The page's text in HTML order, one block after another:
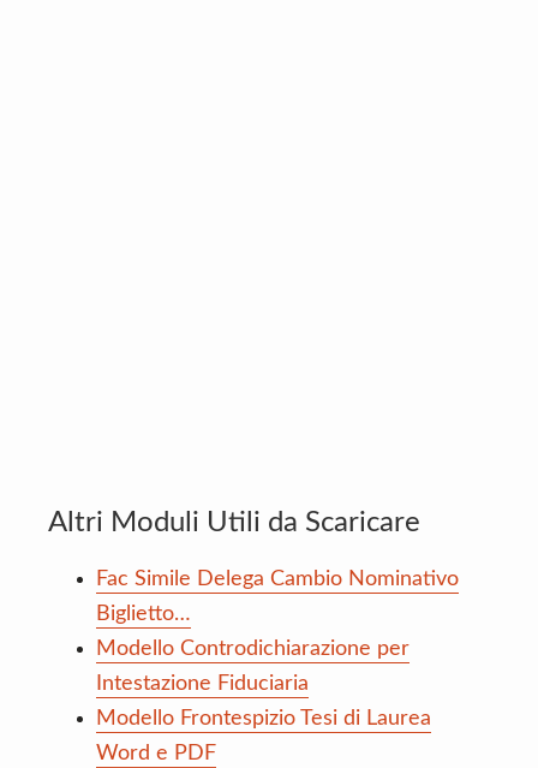
Altri Moduli Utili da Scaricare
Fac Simile Delega Cambio Nominativo
Biglietto…
Modello Controdichiarazione per
Intestazione Fiduciaria
Modello Frontespizio Tesi di Laurea
Word e PDF